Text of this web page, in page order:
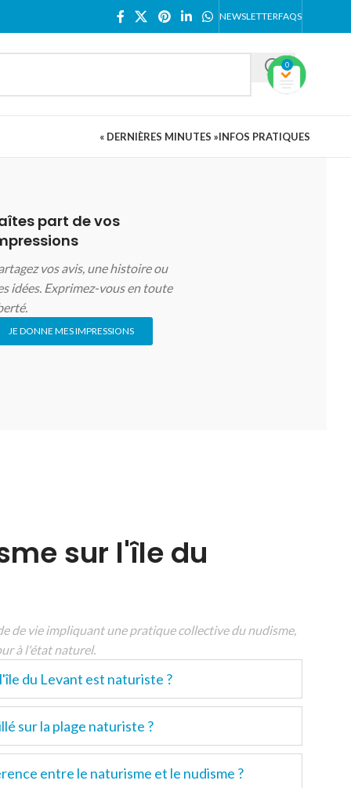
NEWSLETTERFAQS
0
« DERNIÈRES MINUTES »INFOS PRATIQUES
part de vos
vos avis, une histoire ou
idées. Exprimez-vous en toute
JE DONNE MES IMPRESSIONS
sur l'île du
de vie impliquant une pratique collective du nudisme,
à l'état naturel.
du Levant est naturiste ?
sur la plage naturiste ?
entre le naturisme et le nudisme ?